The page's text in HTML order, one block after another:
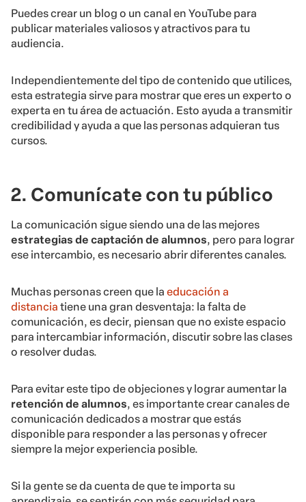
Puedes crear un blog o un canal en YouTube para
publicar materiales valiosos y atractivos para tu
audiencia.
Independientemente del tipo de contenido que utilices,
esta estrategia sirve para mostrar que eres un experto o
experta en tu área de actuación. Esto ayuda a transmitir
credibilidad y ayuda a que las personas adquieran tus
cursos.
2. Comunícate con tu público
La comunicación sigue siendo una de las mejores
estrategias de captación de alumnos, pero para lograr
ese intercambio, es necesario abrir diferentes canales.
Muchas personas creen que la educación a
distancia tiene una gran desventaja: la falta de
comunicación, es decir, piensan que no existe espacio
para intercambiar información, discutir sobre las clases
o resolver dudas.
Para evitar este tipo de objeciones y lograr aumentar la
retención de alumnos, es importante crear canales de
comunicación dedicados a mostrar que estás
disponible para responder a las personas y ofrecer
siempre la mejor experiencia posible.
Si la gente se da cuenta de que te importa su